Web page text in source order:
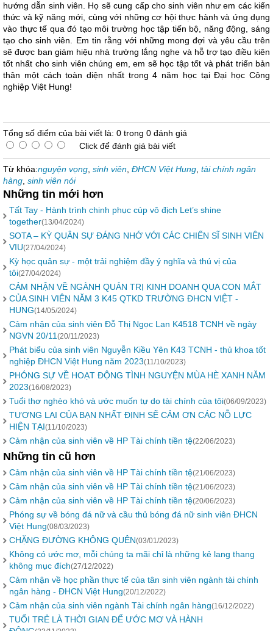
hướng dẫn sinh viên. Họ sẽ cung cấp cho sinh viên như em các kiến
thức và kỹ năng mới, cùng với những cơ hội thực hành và ứng dụng
vào thực tế qua đó tạo môi trường học tập tiến bộ, năng động, sáng
tạo cho sinh viên. Em tin rằng với những mong đợi và yêu cầu trên
sẽ được ban giám hiệu nhà trường lắng nghe và hỗ trợ tạo điều kiên
tốt nhất cho sinh viên chúng em, em sẽ học tập tốt và phát triển bản
thân một cách toàn diện nhất trong 4 năm học tại Đại học Công
nghiệp Việt Hung!
Tổng số điểm của bài viết là: 0 trong 0 đánh giá
Click để đánh giá bài viết
Từ khóa:nguyện vọng sinh viên ĐHCN Việt Hung tài chính ngân
hàng sinh viên nói
Những tin mới hơn
Tất Tay - Hành trình chinh phục cúp vô địch Let’s shine
together(13/04/2024)
SOTA – KỲ QUÂN SỰ ĐÁNG NHỚ VỚI CÁC CHIẾN SĨ SINH VIÊN
VIU(27/04/2024)
Kỳ học quân sự - một trải nghiệm đầy ý nghĩa và thú vị của
tôi(27/04/2024)
CẢM NHẬN VỀ NGÀNH QUẢN TRỊ KINH DOANH QUA CON MẮT
CỦA SINH VIÊN NĂM 3 K45 QTKD TRƯỜNG ĐHCN VIỆT -
HUNG(14/05/2024)
Cảm nhận của sinh viên Đỗ Thị Ngọc Lan K4518 TCNH về ngày
NGVN 20/11 (20/11/2023)
Phát biểu của sinh viên Nguyễn Kiều Yên K43 TCNH - thủ khoa tốt
nghiệp ĐHCN Việt Hung năm 2023(11/10/2023)
PHÓNG SỰ VỀ HOẠT ĐỘNG TÌNH NGUYỆN MÙA HÈ XANH NĂM
2023(16/08/2023)
Tuổi thơ nghèo khó và ước muốn tự do tài chính của tôi(06/09/2023)
TƯƠNG LAI CỦA BẠN NHẤT ĐỊNH SẼ CẢM ƠN CÁC NỖ LỰC
HIỆN TẠI(11/10/2023)
Cảm nhận của sinh viên về HP Tài chính tiền tệ(22/06/2023)
Những tin cũ hơn
Cảm nhận của sinh viên về HP Tài chính tiền tệ(21/06/2023)
Cảm nhận của sinh viên về HP Tài chính tiền tệ(21/06/2023)
Cảm nhận của sinh viên về HP Tài chính tiền tệ(20/06/2023)
Phóng sự về bóng đá nữ và cầu thủ bóng đá nữ sinh viên ĐHCN
Việt Hung(08/03/2023)
CHẶNG ĐƯỜNG KHÔNG QUÊN(03/01/2023)
Không có ước mơ, mỗi chúng ta mãi chỉ là những kẻ lang thang
không mục đích(27/12/2022)
Cảm nhận về học phần thực tế của tân sinh viên ngành tài chính
ngân hàng - ĐHCN Việt Hung(20/12/2022)
Cảm nhận của sinh viên ngành Tài chính ngân hàng(16/12/2022)
TUỔI TRẺ LÀ THỜI GIAN ĐỂ ƯỚC MƠ VÀ HÀNH